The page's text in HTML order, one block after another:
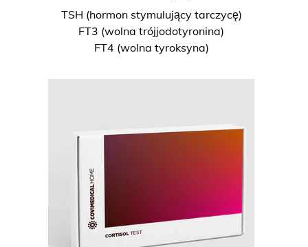
TSH (hormon stymulujący tarczycę)
FT3 (wolna trójjodotyronina)
FT4 (wolna tyroksyna)